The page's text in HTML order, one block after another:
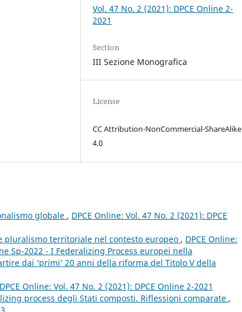
Vol. 47 No. 2 (2021): DPCE Online 2-
2021
Section
III Sezione Monografica
License
CC Attribution-NonCommercial-ShareAlike
4.0
globale , DPCE Online: Vol. 47 No. 2 (2021): DPCE
pluralismo territoriale nel contesto europeo , DPCE Online:
Sp-2022 - I Federalizing Process europei nella
dai ‘primi’ 20 anni della riforma del Titolo V della
DPCE Online: Vol. 47 No. 2 (2021): DPCE Online 2-2021
process degli Stati composti. Riflessioni comparate ,